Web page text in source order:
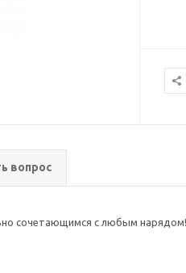
вопрос
сочетающимся с любым нарядом!